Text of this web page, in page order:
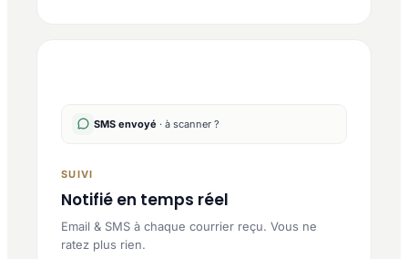
SMS envoyé · à scanner ?
SUIVI
Notifié en temps réel
Email & SMS à chaque courrier reçu. Vous ne
ratez plus rien.